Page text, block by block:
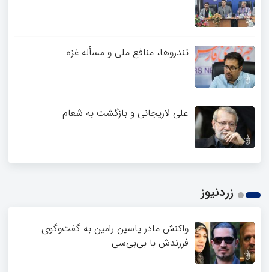
تندروها، منافع ملی و مسأله غزه
علی لاریجانی و بازگشت به شعام
زردنیوز
واکنش مادر یاسین رامین به گفت‌وگوی
فرزندش با بی‌بی‌سی